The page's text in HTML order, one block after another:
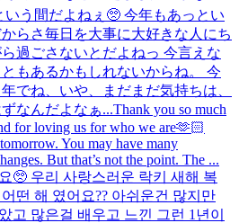
う間だよねぇ🥺 今年もあっとい
らさ毎日を大事に大好きな人にち
過ごさないとだよねっ 今言えな
もあるかもしれないからね。 今
でね、いや、まだまだ気持ちは、
なんだよなぁ...Thank you so much
for loving us for who we are🫶🏻
You may have many
But that’s not the point. The ...
🥺 우리 사랑스러운 락키 새해 복
떤 해 였어요?? 아쉬운건 많지만
고 많은걸 배우고 느낀 그런 1년이